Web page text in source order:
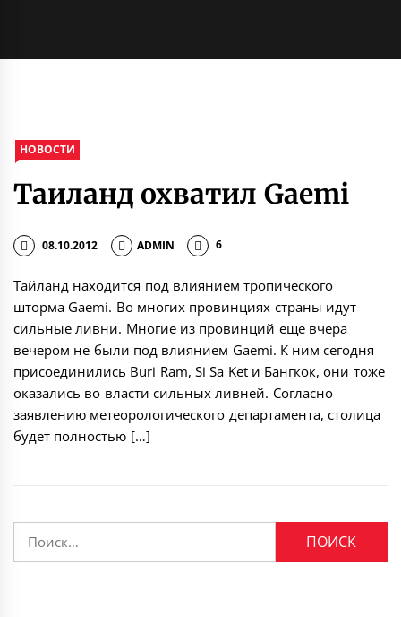
НОВОСТИ
Таиланд охватил Gaemi
08.10.2012 ADMIN 6
Тайланд находится под влиянием тропического
шторма Gaemi. Во многих провинциях страны идут
сильные ливни. Многие из провинций еще вчера
вечером не были под влиянием Gaemi. К ним сегодня
присоединились Buri Ram, Si Sa Ket и Бангкок, они тоже
оказались во власти сильных ливней. Согласно
заявлению метеорологического департамента, столица
будет полностью […]